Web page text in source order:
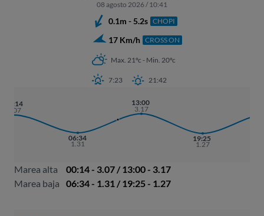
08 agosto 2026 / 10:41
0.1m - 5.2s CHOPI
17 Km/h CROSS ON
Max. 21ºc - Min. 20ºc
7:23 21:42
00:14
3.07
06:34
1.31
13:00
3.17
19:25
1.27
Marea alta
00:14 - 3.07 / 13:00 - 3.17
Marea baja
06:34 - 1.31 / 19:25 - 1.27